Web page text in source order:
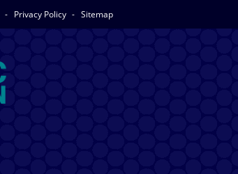
Privacy Policy Sitemap